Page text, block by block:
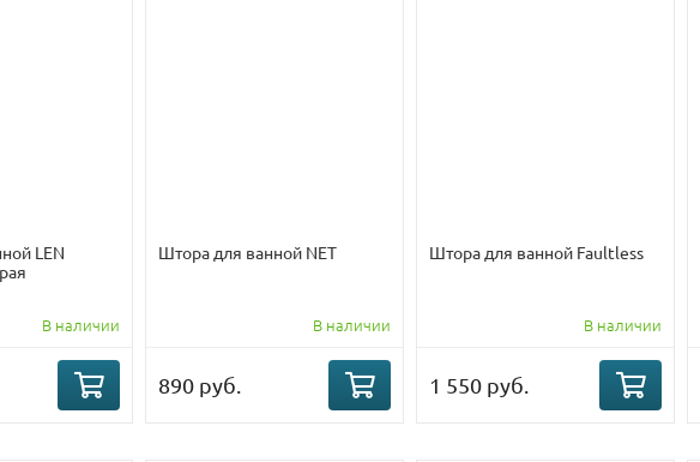
LEN
В наличии
Штора для ванной NET
В наличии
890 руб.
Штора для ванной Faultless
В наличии
1 550 руб.